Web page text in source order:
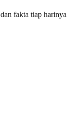
fakta tiap harinya